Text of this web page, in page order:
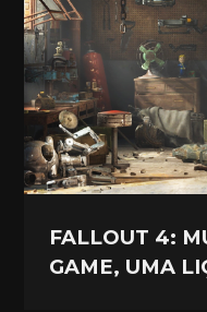
FALLOUT 4:
GAME, UMA